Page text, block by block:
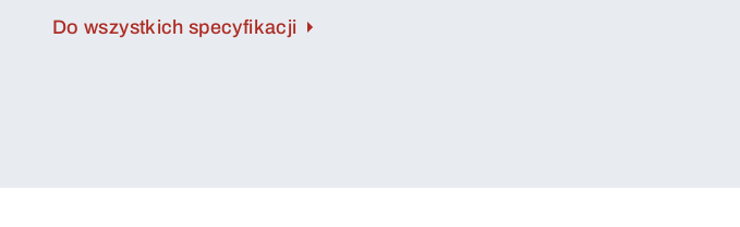
Do wszystkich specyfikacji